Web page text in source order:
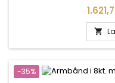
Pris

-35%